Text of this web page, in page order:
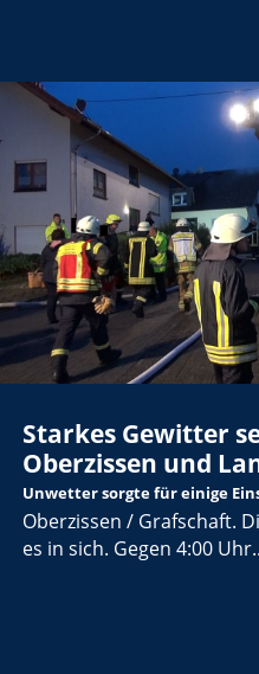
Starkes Gewitter
Oberzissen und
Unwetter sorgte für einige
Oberzissen / Grafschaft.
es in sich. Gegen 4:00